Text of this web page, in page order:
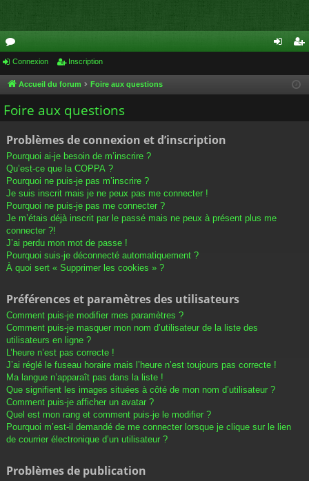
or
u
m
cri
Connexion Inscription
Accueil du forum Foire aux questions
Foire aux questions
Problèmes de connexion et d’inscription
Pourquoi ai-je besoin de m’inscrire ?
Qu’est-ce que la COPPA ?
Pourquoi ne puis-je pas m’inscrire ?
Je suis inscrit mais je ne peux pas me connecter !
Pourquoi ne puis-je pas me connecter ?
Je m’étais déjà inscrit par le passé mais ne peux à présent plus me
connecter ?!
J’ai perdu mon mot de passe !
Pourquoi suis-je déconnecté automatiquement ?
À quoi sert « Supprimer les cookies » ?
Préférences et paramètres des utilisateurs
Comment puis-je modifier mes paramètres ?
Comment puis-je masquer mon nom d’utilisateur de la liste des
utilisateurs en ligne ?
L’heure n’est pas correcte !
J’ai réglé le fuseau horaire mais l’heure n’est toujours pas correcte !
Ma langue n’apparaît pas dans la liste !
Que signifient les images situées à côté de mon nom d’utilisateur ?
Comment puis-je afficher un avatar ?
Quel est mon rang et comment puis-je le modifier ?
Pourquoi m’est-il demandé de me connecter lorsque je clique sur le lien
de courrier électronique d’un utilisateur ?
Problèmes de publication